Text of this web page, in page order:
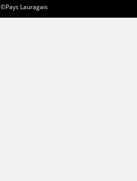
©Pays Lauragais